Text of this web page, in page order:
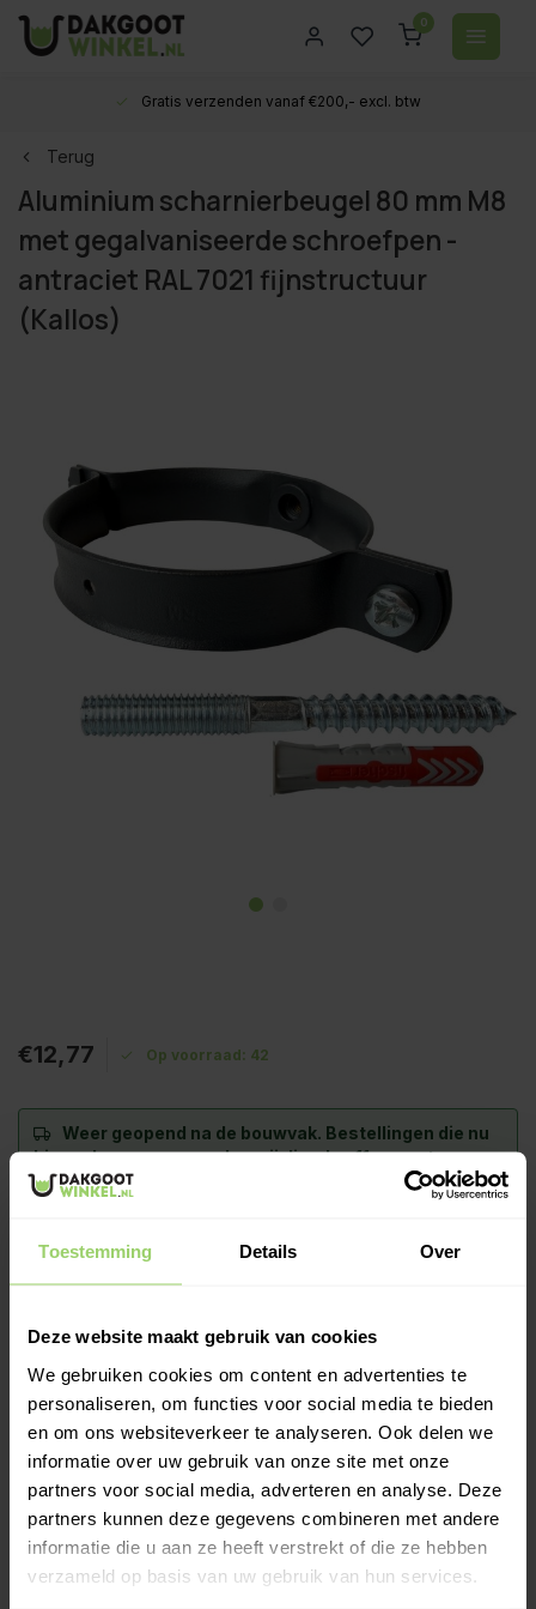
Toestemming Details Over
Deze website maakt gebruik van cookies
We gebruiken cookies om content en advertenties te
personaliseren, om functies voor social media te bieden
en om ons websiteverkeer te analyseren. Ook delen we
informatie over uw gebruik van onze site met onze
partners voor social media, adverteren en analyse. Deze
partners kunnen deze gegevens combineren met andere
informatie die u aan ze heeft verstrekt of die ze hebben
verzameld op basis van uw gebruik van hun services.
0
Gratis verzenden vanaf €200,- excl. btw
Terug
Aluminium scharnierbeugel 80 mm M8
met gegalvaniseerde schroefpen -
antraciet RAL 7021 fijnstructuur
(Kallos)
€12,77 Op voorraad: 42
Weer geopend na de bouwvak. Bestellingen die nu
binnenkomen, verzenden wij dinsdag 11 augustus en
leveren wij woensdag 12 augustus. Wil je hem op een
stenen ondergrond worden geschroefd. De set wordt met een
blanke gegalvaniseerde m8 schroef van 80mm geleverd met
bijbehorende plug.
Meer informatie >
Kies zelf je leverdatum bij het afrekenen!
Ook op zaterdag bezorgd!
Gratis verzenden vanaf €200,- excl. btw